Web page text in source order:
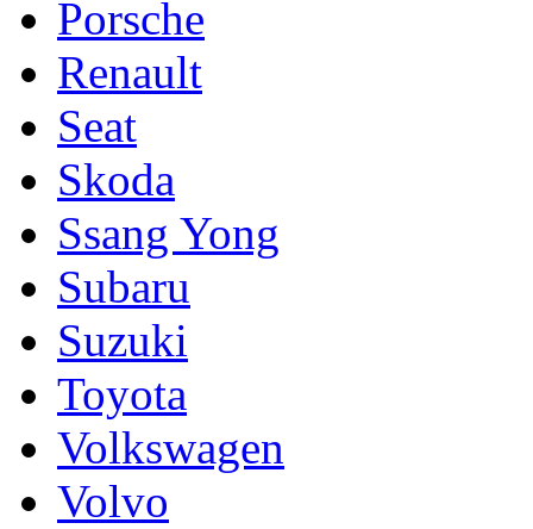
Porsche
Renault
Seat
Skoda
Ssang Yong
Subaru
Suzuki
Toyota
Volkswagen
Volvo